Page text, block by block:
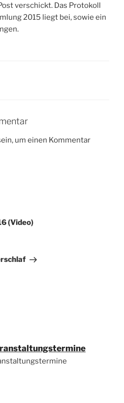
verschickt. Das Protokoll
2015 liegt bei, sowie ein
um einen Kommentar
(Video)